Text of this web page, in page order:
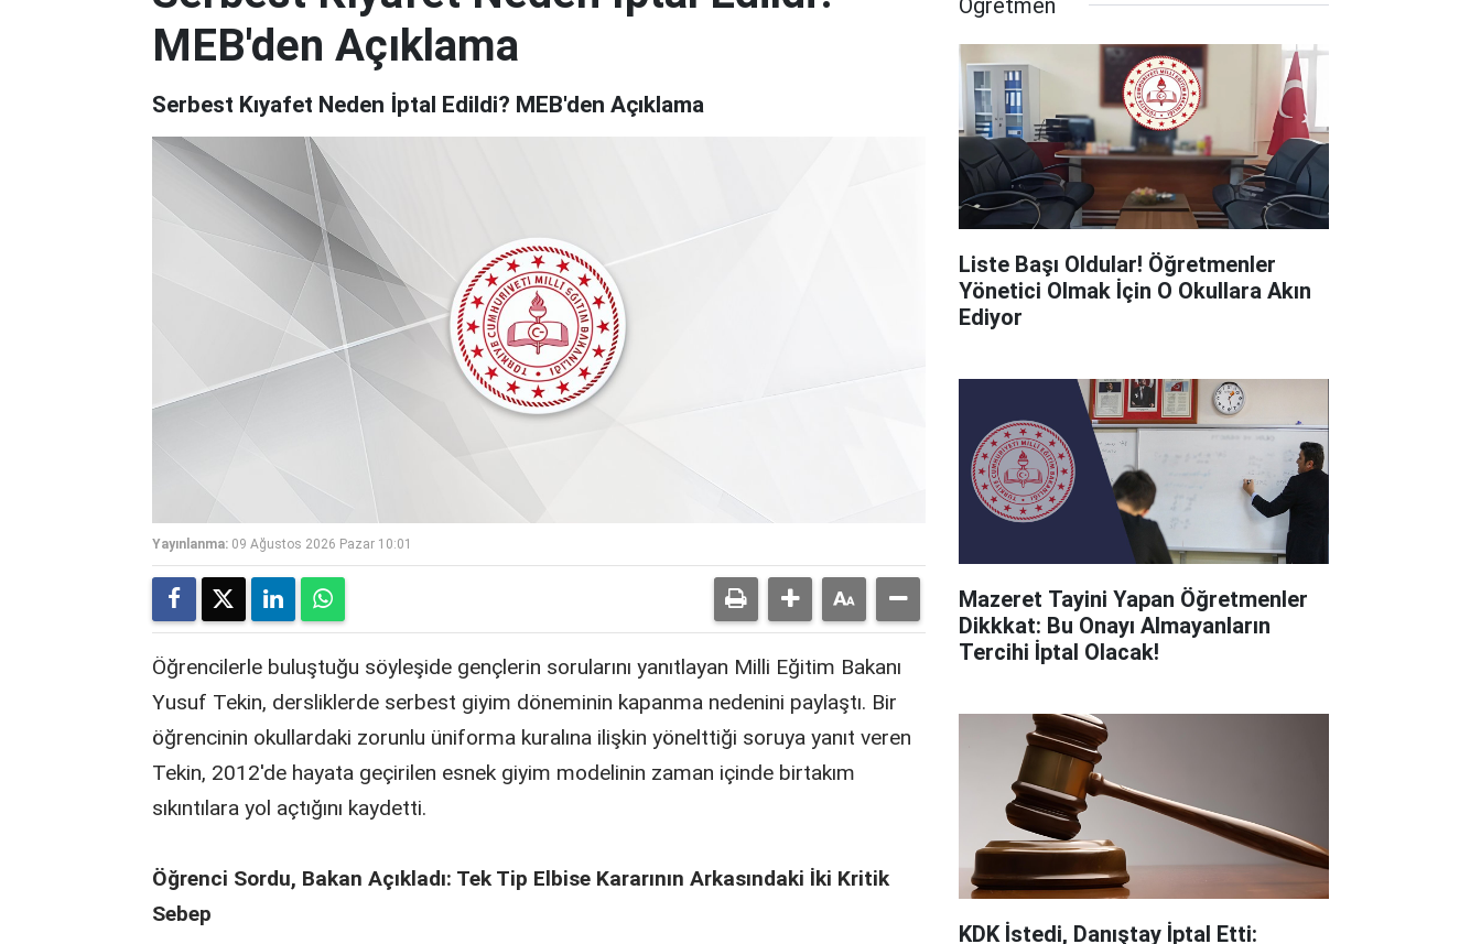
MEB'den Açıklama
Serbest Kıyafet Neden İptal Edildi? MEB'den Açıklama
Yayınlanma: 09 Ağustos 2026 Pazar 10:01
Öğrencilerle buluştuğu söyleşide gençlerin sorularını yanıtlayan Milli Eğitim Bakanı
Yusuf Tekin, dersliklerde serbest giyim döneminin kapanma nedenini paylaştı. Bir
öğrencinin okullardaki zorunlu üniforma kuralına ilişkin yönelttiği soruya yanıt veren
Tekin, 2012'de hayata geçirilen esnek giyim modelinin zaman içinde birtakım
sıkıntılara yol açtığını kaydetti.
Öğrenci Sordu, Bakan Açıkladı: Tek Tip Elbise Kararının Arkasındaki İki Kritik
Sebep
Öğretmen
Liste Başı Oldular! Öğretmenler
Yönetici Olmak İçin O Okullara Akın
Ediyor
Mazeret Tayini Yapan Öğretmenler
Dikkkat: Bu Onayı Almayanların
Tercihi İptal Olacak!
KDK İstedi, Danıştay İptal Etti: